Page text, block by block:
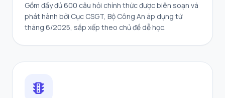
Gồm đầy đủ 600 câu hỏi chính thức được biên soạn và
phát hành bởi Cục CSGT, Bộ Công An áp dụng từ
tháng 6/2025, sắp xếp theo chủ đề dễ học.
traffic